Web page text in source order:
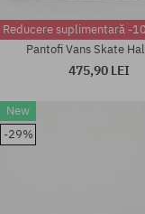
Reducere suplimentară -
Pantofi Vans Skate
475,90 LEI
New
-29%